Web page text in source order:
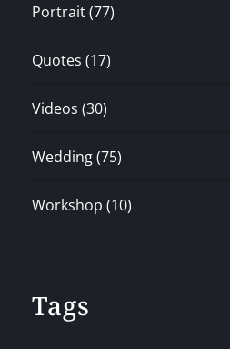
Portrait(77)
Quotes (17)
Videos (30)
Wedding(75)
Workshop (10)
Tags